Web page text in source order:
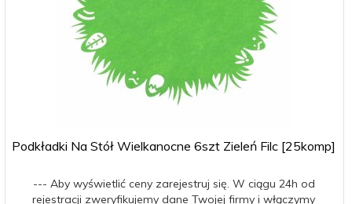
Podkładki Na Stół Wielkanocne 6szt Zieleń Filc [25komp]
--- Aby wyświetlić ceny zarejestruj się. W ciągu 24h od
rejestracji zweryfikujemy dane Twojej firmy i włączymy